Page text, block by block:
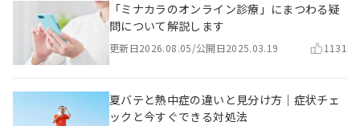
「ミナカラのオンライン診療」にまつわる疑
問について解説します
更新日2026.08.05/公開日2025.03.19 1131
夏バテと熱中症の違いと見分け方｜症状チェ
ックと今すぐできる対処法